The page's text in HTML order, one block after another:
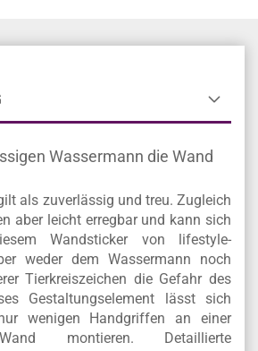
Wassermann die Wand
als zuverlässig und treu. Zugleich
aber leicht erregbar und kann sich
Wandsticker von lifestyle-
weder dem Wassermann noch
Tierkreiszeichen die Gefahr des
Gestaltungselement lässt sich
wenigen Handgriffen an einer
montieren. Detaillierte